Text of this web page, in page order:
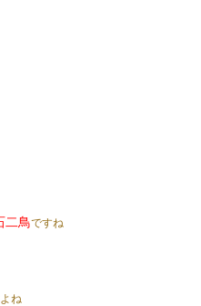
二鳥ですね
ね